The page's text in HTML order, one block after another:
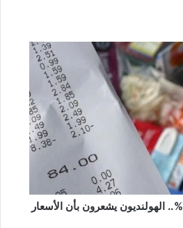
رغم استقرار التضخم عند 3%.. الهولنديون يشعرون بأن الأسعار